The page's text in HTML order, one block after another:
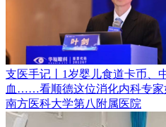
支医手记丨1岁婴儿食道卡币、
血……看顺德这位消化内科专家
南方医科大学第八附属医院